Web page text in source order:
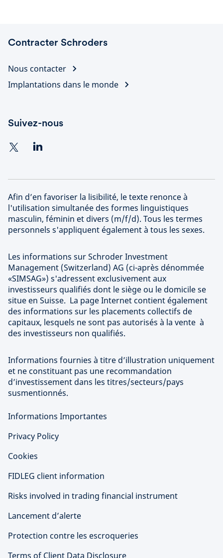
Contracter Schroders
Nous contacter
Implantations dans le monde
Suivez-nous
Afin d’en favoriser la lisibilité, le texte renonce à
l'utilisation simultanée des formes linguistiques
masculin, féminin et divers (m/f/d). Tous les termes
personnels s'appliquent également à tous les sexes.
Les informations sur Schroder Investment
Management (Switzerland) AG (ci-après dénommée
«SIMSAG») s'adressent exclusivement aux
investisseurs qualifiés dont le siège ou le domicile se
situe en Suisse. La page Internet contient également
des informations sur les placements collectifs de
capitaux, lesquels ne sont pas autorisés à la vente à
des investisseurs non qualifiés.
Informations fournies à titre d’illustration uniquement
et ne constituant pas une recommandation
d’investissement dans les titres/secteurs/pays
susmentionnés.
Informations Importantes
Privacy Policy
Cookies
FIDLEG client information
Risks involved in trading financial instrument
Lancement d’alerte
Protection contre les escroqueries
Terms of Client Data Disclosure